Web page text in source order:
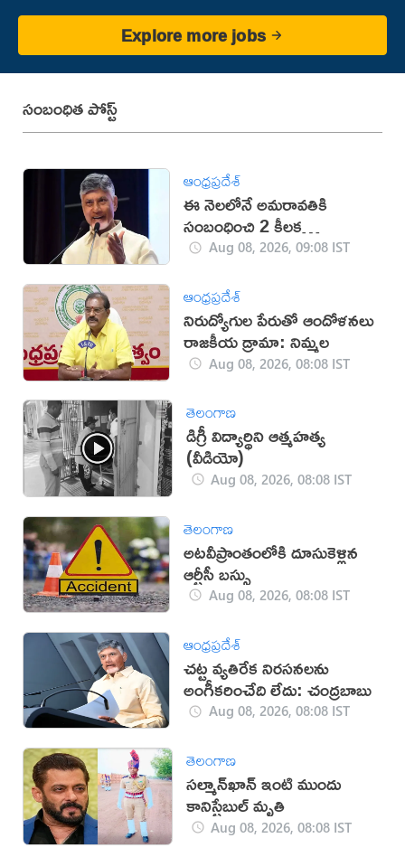
Explore more jobs
సంబంధిత పోస్ట్
ఆంధ్రప్రదేశ్
ఈ నెలలోనే అమరావతికి
సంబంధించి 2 కీలక
ప్రారంభాలు: సీఎం చంద్రబాబు
Aug 08, 2026, 09:08 IST
ఆంధ్రప్రదేశ్
నిరుద్యోగుల పేరుతో ఆందోళనలు
రాజకీయ డ్రామా: నిమ్మల
Aug 08, 2026, 08:08 IST
తెలంగాణ
డిగ్రీ విద్యార్థిని ఆత్మహత్య
(వీడియో)
Aug 08, 2026, 08:08 IST
తెలంగాణ
అటవీప్రాంతంలోకి దూసుకెళ్లిన
ఆర్టీసీ బస్సు
Aug 08, 2026, 08:08 IST
ఆంధ్రప్రదేశ్
చట్ట వ్యతిరేక నిరసనలను
అంగీకరించేది లేదు: చంద్రబాబు
Aug 08, 2026, 08:08 IST
తెలంగాణ
సల్మాన్‌ఖాన్‌ ఇంటి ముందు
కానిస్టేబుల్‌ మృతి
Aug 08, 2026, 08:08 IST